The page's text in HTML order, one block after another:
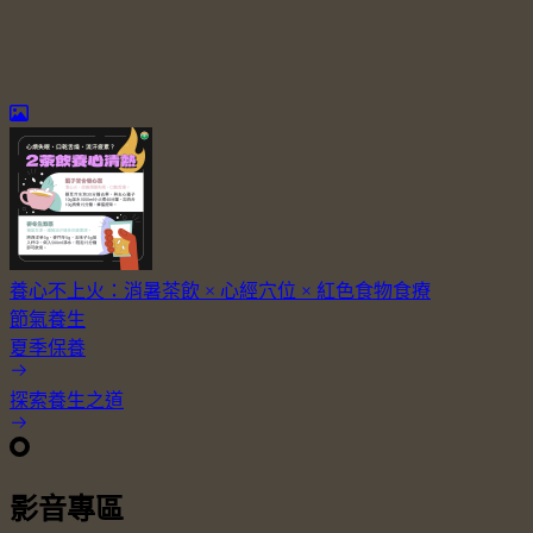
養心不上火：消暑茶飲 × 心經穴位 × 紅色食物食療
節氣養生
夏季保養
探索養生之道
影音專區